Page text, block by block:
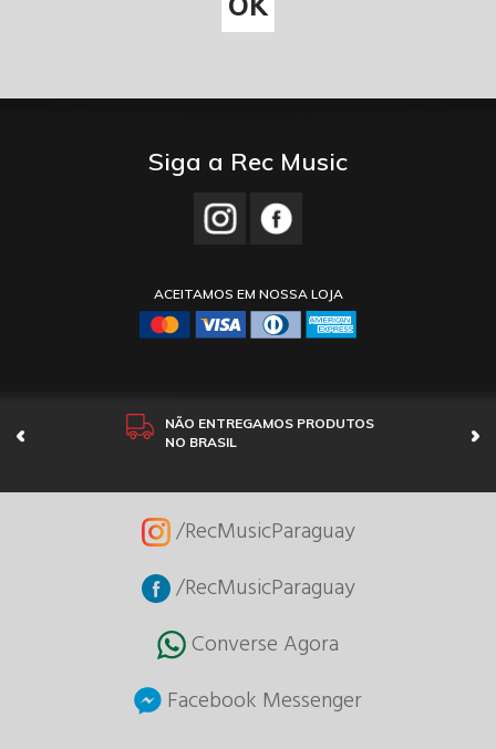
Siga a Rec Music
ACEITAMOS EM NOSSA LOJA
NÃO ENTREGAMOS PRODUTOS
NO BRASIL
/RecMusicParaguay
/RecMusicParaguay
Converse Agora
Facebook Messenger